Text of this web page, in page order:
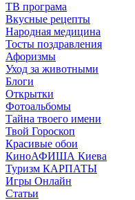
ТВ програма
Вкусные рецепты
Народная медицина
Тосты поздравления
Афоризмы
Уход за животными
Блоги
Открытки
Фотоальбомы
Тайна твоего имени
Твой Гороскоп
Красивые обои
КиноАФИША Киева
Туризм КАРПАТЫ
Игры Онлайн
Статьи